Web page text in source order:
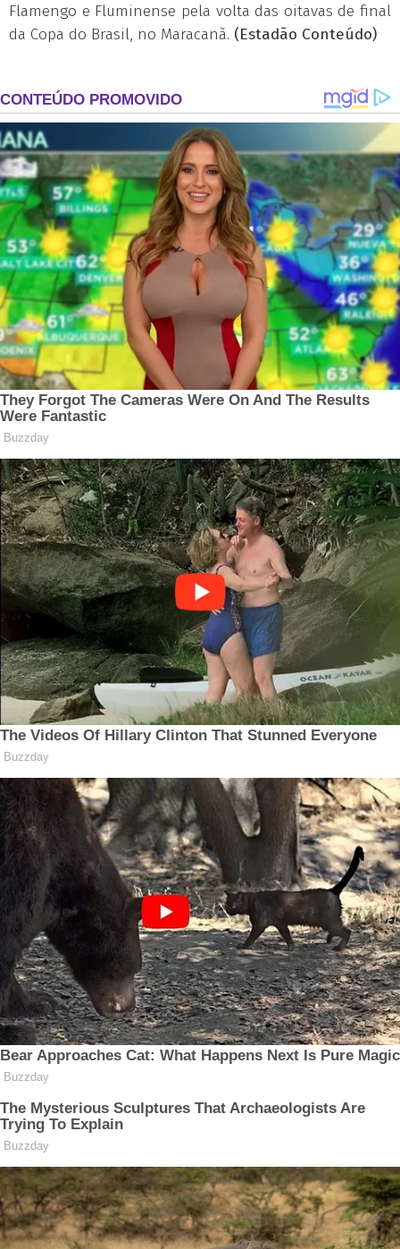
Flamengo e Fluminense pela volta das oitavas de final
da Copa do Brasil, no Maracanã. (Estadão Conteúdo)